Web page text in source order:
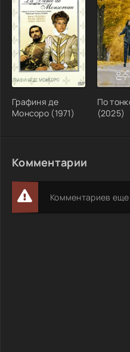
Графиня де
Монсоро (1971)
По
(2025)
Комментарии
Комментариев еще